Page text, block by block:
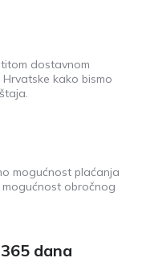
dostavnom
kako bismo
mogućnost plaćanja
obročnog
dana